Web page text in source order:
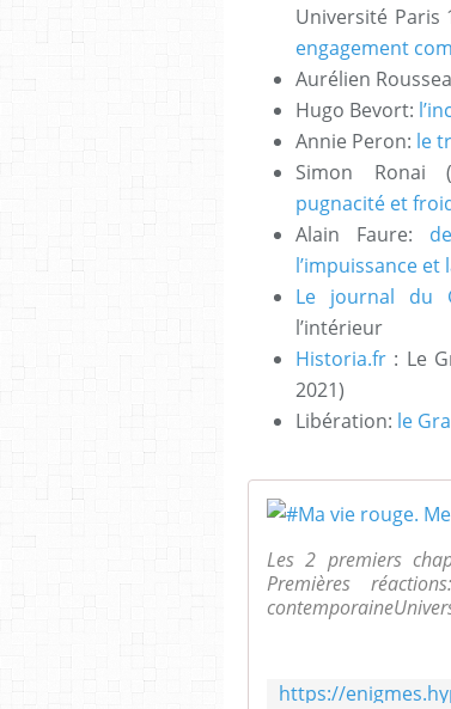
Université Paris
engagement
Aurélien
Hugo Bevort:
Annie Peron: le
Simon Ronai
pugnacité et
Alain Faure:
l’impuissance
Le journal du
l’intérieur
Historia.fr : Le
2021)
Libération: le
Les 2 premiers
Premières